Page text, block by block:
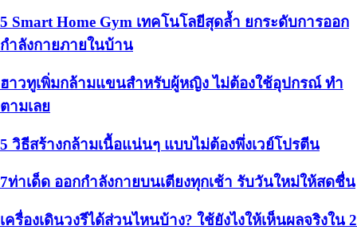
5 Smart Home Gym เทคโนโลยีสุดล้ำ ยกระดับการออก
กำลังกายภายในบ้าน
ฮาวทูเพิ่มกล้ามแขนสำหรับผู้หญิง ไม่ต้องใช้อุปกรณ์ ทำ
ตามเลย
5 วิธีสร้างกล้ามเนื้อแน่นๆ แบบไม่ต้องพึ่งเวย์โปรตีน
7ท่าเด็ด ออกกำลังกายบนเตียงทุกเช้า รับวันใหม่ให้สดชื่น
เครื่องเดินวงรีได้ส่วนไหนบ้าง? ใช้ยังไงให้เห็นผลจริงใน 2